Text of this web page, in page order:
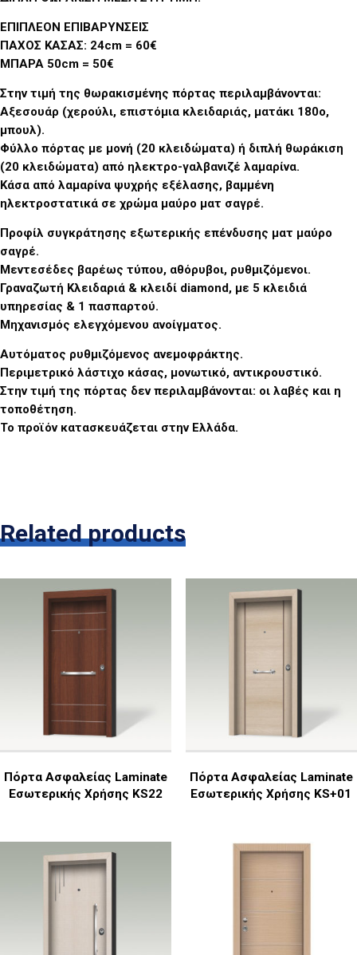
ΕΠΙΠΛΕΟΝ ΕΠΙΒΑΡΥΝΣΕΙΣ
ΠΑΧΟΣ ΚΑΣΑΣ: 24cm = 60€
ΜΠΑΡΑ 50cm = 50€
Στην τιμή της θωρακισμένης πόρτας περιλαμβάνονται:
Αξεσουάρ (χερούλι, επιστόμια κλειδαριάς, ματάκι 180ο,
μπουλ).
Φύλλο πόρτας με μονή (20 κλειδώματα) ή διπλή θωράκιση
(20 κλειδώματα) από ηλεκτρο-γαλβανιζέ λαμαρίνα.
Κάσα από λαμαρίνα ψυχρής εξέλασης, βαμμένη
ηλεκτροστατικά σε χρώμα μαύρο ματ σαγρέ.
Προφίλ συγκράτησης εξωτερικής επένδυσης ματ μαύρο
σαγρέ.
Μεντεσέδες βαρέως τύπου, αθόρυβοι, ρυθμιζόμενοι.
Γραναζωτή Κλειδαριά & κλειδί diamond, με 5 κλειδιά
υπηρεσίας & 1 πασπαρτού.
Μηχανισμός ελεγχόμενου ανοίγματος.
Αυτόματος ρυθμιζόμενος ανεμοφράκτης.
Περιμετρικό λάστιχο κάσας, μονωτικό, αντικρουστικό.
Στην τιμή της πόρτας δεν περιλαμβάνονται: οι λαβές και η
τοποθέτηση.
Το προϊόν κατασκευάζεται στην Ελλάδα.
Related products
Πόρτα Ασφαλείας Laminate
Εσωτερικής Χρήσης KS22
Πόρτα Ασφαλείας Laminate
Εσωτερικής Χρήσης KS+01